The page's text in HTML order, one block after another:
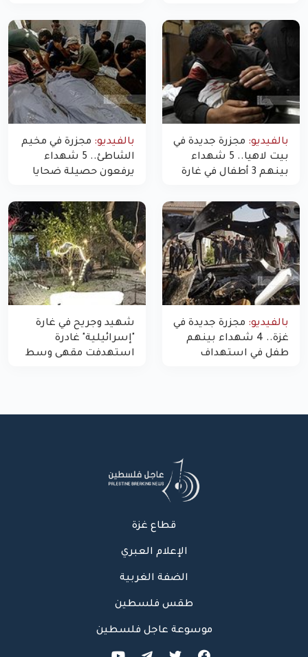
بالفيديو: مجزرة جديدة في
بيت لاهيا.. 5 شهداء
بينهم 3 أطفال في غارة
غزة
بالفيديو: مجزرة في مخيم
الشاطئ.. 5 شهداء
يرفعون حصيلة ضحايا
بالفيديو: مجزرة جديدة في
غزة.. 4 شهداء بينهم
طفل في استهداف
شهيد وجريح في غارة
"إسرائيلية" غادرة
استهدفت مقهى وسط
قطاع غزة
الإعلام العبري
الضفة الغربية
طقس فلسطين
موسوعة عاجل فلسطين